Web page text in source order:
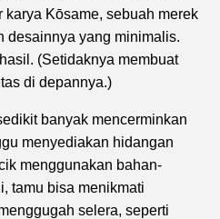
Kōsame, sebuah merek
desainnya yang minimalis.
(Setidaknya membuat
di depannya.)
banyak mencerminkan
menyediakan hidangan
menggunakan bahan-
tamu bisa menikmati
selera, seperti